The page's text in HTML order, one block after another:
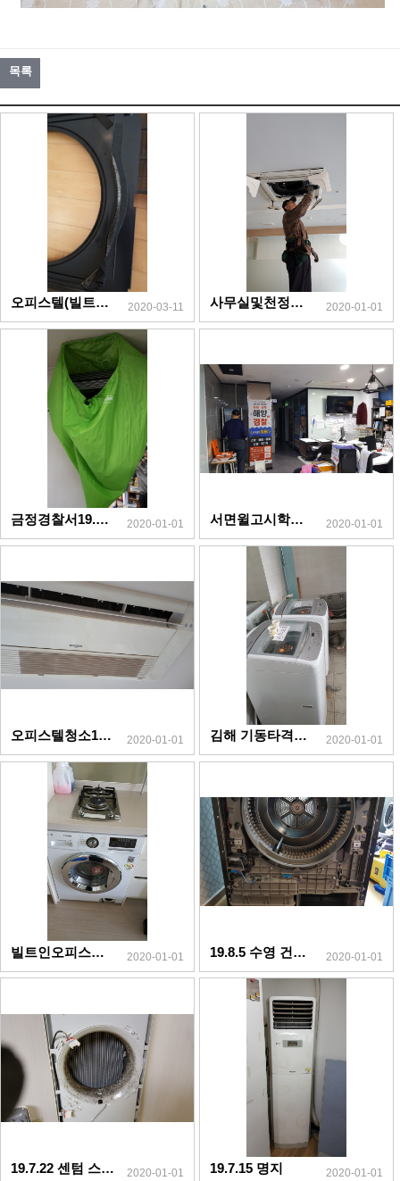
목록
오피스텔(빌트인,액자형벽걸이,입주청소) 2020-03-11 사무실및천정형4way청소19.12.9 2020-01-01
금정경찰서19.11.16 2020-01-01 서면윌고시학원19.11.30 2020-01-01
오피스텔청소19.11.6 2020-01-01 김해 기동타격대19.11.1 2020-01-01
빌트인오피스텔 19.10.3 2020-01-01 19.8.5 수영 건조기 2020-01-01
19.7.22 센텀 스마트에어컨 2020-01-01 19.7.15 명지 2020-01-01